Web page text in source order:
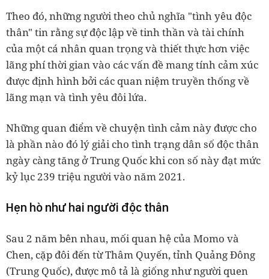
Theo đó, những người theo chủ nghĩa "tình yêu độc
thân" tin rằng sự độc lập về tinh thần và tài chính
của một cá nhân quan trọng và thiết thực hơn việc
lãng phí thời gian vào các vấn đề mang tính cảm xúc
được định hình bởi các quan niệm truyền thống về
lãng mạn và tình yêu đôi lứa.
Những quan điểm về chuyện tình cảm này được cho
là phần nào đó lý giải cho tình trạng dân số độc thân
ngày càng tăng ở Trung Quốc khi con số này đạt mức
kỷ lục 239 triệu người vào năm 2021.
Hẹn hò như hai người độc thân
Sau 2 năm bên nhau, mối quan hệ của Momo và
Chen, cặp đôi đến từ Thâm Quyến, tỉnh Quảng Đông
(Trung Quốc), được mô tả là giống như người quen